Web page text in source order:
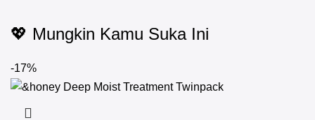
💖 Mungkin Kamu Suka Ini
-17%